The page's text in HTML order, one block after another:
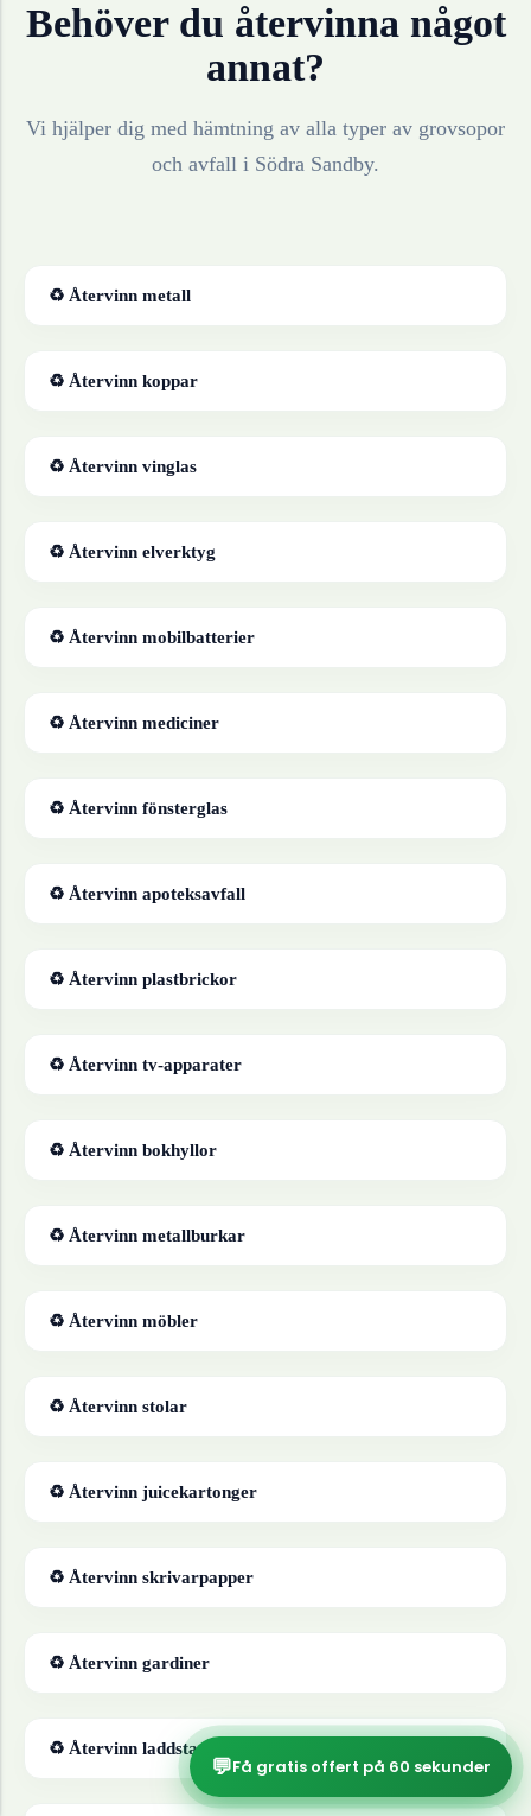
Behöver du återvinna något
annat?
Vi hjälper dig med hämtning av alla typer av grovsopor
och avfall i Södra Sandby.
♻ Återvinn metall
♻ Återvinn koppar
♻ Återvinn vinglas
♻ Återvinn elverktyg
♻ Återvinn mobilbatterier
♻ Återvinn mediciner
♻ Återvinn fönsterglas
♻ Återvinn apoteksavfall
♻ Återvinn plastbrickor
♻ Återvinn tv-apparater
♻ Återvinn bokhyllor
♻ Återvinn metallburkar
♻ Återvinn möbler
♻ Återvinn stolar
♻ Återvinn juicekartonger
♻ Återvinn skrivarpapper
♻ Återvinn gardiner
♻ Återvinn laddstationer
💬Få gratis offert på 60 sekunder